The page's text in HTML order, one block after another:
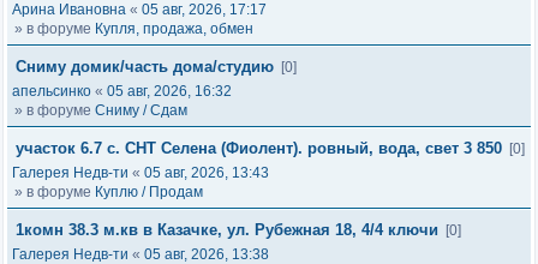
Арина Ивановна « 05 авг, 2026, 17:17
» в форуме Купля, продажа, обмен
Сниму домик/часть дома/студию [0]
апельсинко « 05 авг, 2026, 16:32
» в форуме Сниму / Сдам
участок 6.7 с. СНТ Селена (Фиолент). ровный, вода, свет 3 850 [0]
Галерея Недв-ти « 05 авг, 2026, 13:43
» в форуме Куплю / Продам
1комн 38.3 м.кв в Казачке, ул. Рубежная 18, 4/4 ключи
[0]
Галерея Недв-ти « 05 авг, 2026, 13:38